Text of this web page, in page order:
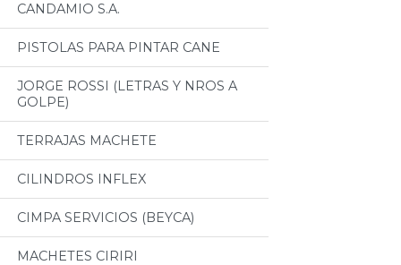
CANDAMIO S.A.
PISTOLAS PARA PINTAR CANE
JORGE ROSSI (LETRAS Y NROS A
GOLPE)
TERRAJAS MACHETE
CILINDROS INFLEX
CIMPA SERVICIOS (BEYCA)
MACHETES CIRIRI